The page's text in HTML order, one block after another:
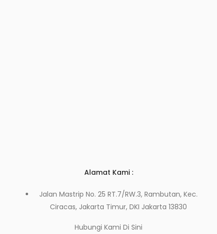
Alamat Kami :
Jalan Mastrip No. 25 RT.7/RW.3, Rambutan, Kec.
Ciracas, Jakarta Timur, DKI Jakarta 13830
Hubungi Kami Di Sini